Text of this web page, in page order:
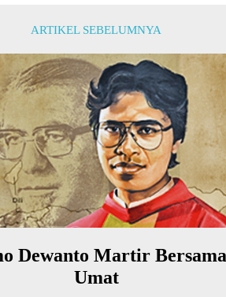
ARTIKEL SEBELUMNYA
Dewanto Martir Bersama
Umat